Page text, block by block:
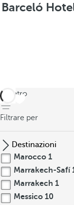
Barceló
indietro
Filtrare per
Destinazioni
Marocco 1
Marrakech-Safí
Marrakech 1
Messico 10